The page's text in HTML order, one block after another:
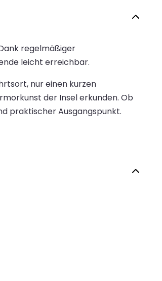
regelmäßiger
leicht erreichbar.
nur einen kurzen
der Insel erkunden. Ob
praktischer Ausgangspunkt.